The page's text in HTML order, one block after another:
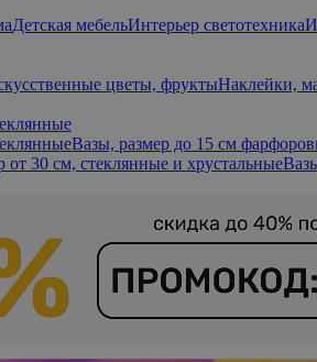
Детская мебельИнтерьер светотехника
цветы, фруктыНаклейки,
Вазы, размер до 15 см
от 30 см, стеклянные и хрустальные